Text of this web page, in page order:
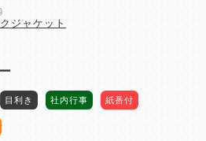
ジャケット
目利き 社内行事 紙番付